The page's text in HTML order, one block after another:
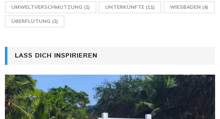
UMWELTVERSCHMUTZUNG (1) UNTERKÜNFTE (11) WIESBADEN (4)
ÜBERFLUTUNG (2)
LASS DICH INSPIRIEREN